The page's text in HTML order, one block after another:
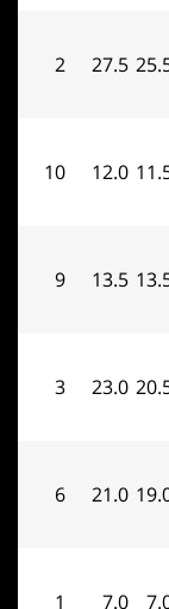
2
10
9
3
6
1